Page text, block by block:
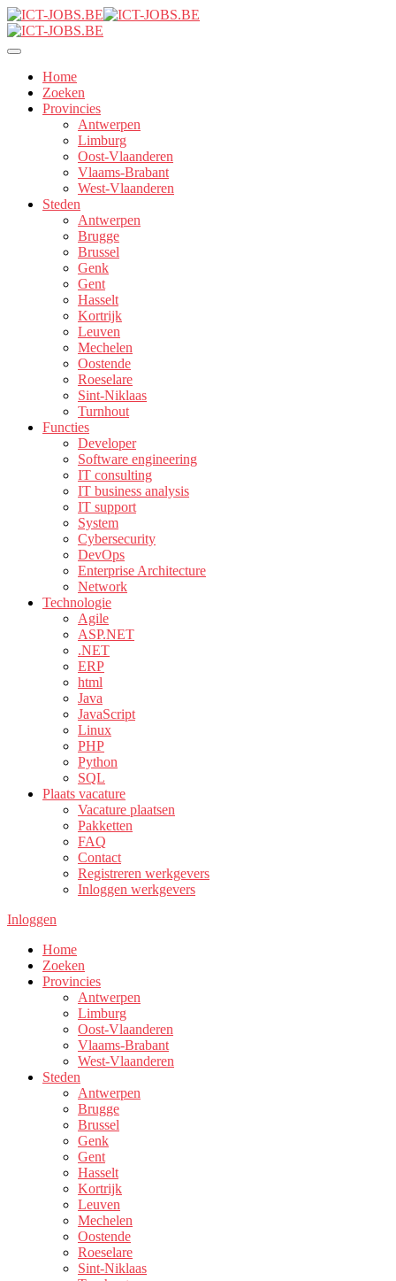
Home
Zoeken
Provincies
Antwerpen
Limburg
Oost-Vlaanderen
Vlaams-Brabant
West-Vlaanderen
Steden
Antwerpen
Brugge
Brussel
Genk
Gent
Hasselt
Kortrijk
Leuven
Mechelen
Oostende
Roeselare
Sint-Niklaas
Turnhout
Functies
Developer
Software engineering
IT consulting
IT business analysis
IT support
System
Cybersecurity
DevOps
Enterprise Architecture
Network
Technologie
Agile
ASP.NET
.NET
ERP
html
Java
JavaScript
Linux
PHP
Python
SQL
Plaats vacature
Vacature plaatsen
Pakketten
FAQ
Contact
Registreren werkgevers
Inloggen werkgevers
Inloggen
Home
Zoeken
Provincies
Antwerpen
Limburg
Oost-Vlaanderen
Vlaams-Brabant
West-Vlaanderen
Steden
Antwerpen
Brugge
Brussel
Genk
Gent
Hasselt
Kortrijk
Leuven
Mechelen
Oostende
Roeselare
Sint-Niklaas